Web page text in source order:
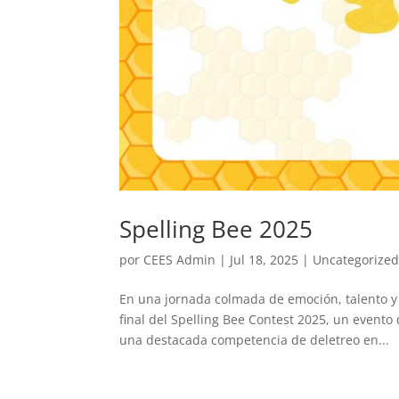
Spelling Bee 2025
por CEES Admin | Jul 18, 2025 | Uncategorized
En una jornada colmada de emoción, talento
final del Spelling Bee Contest 2025, un
una destacada competencia de deletreo en...